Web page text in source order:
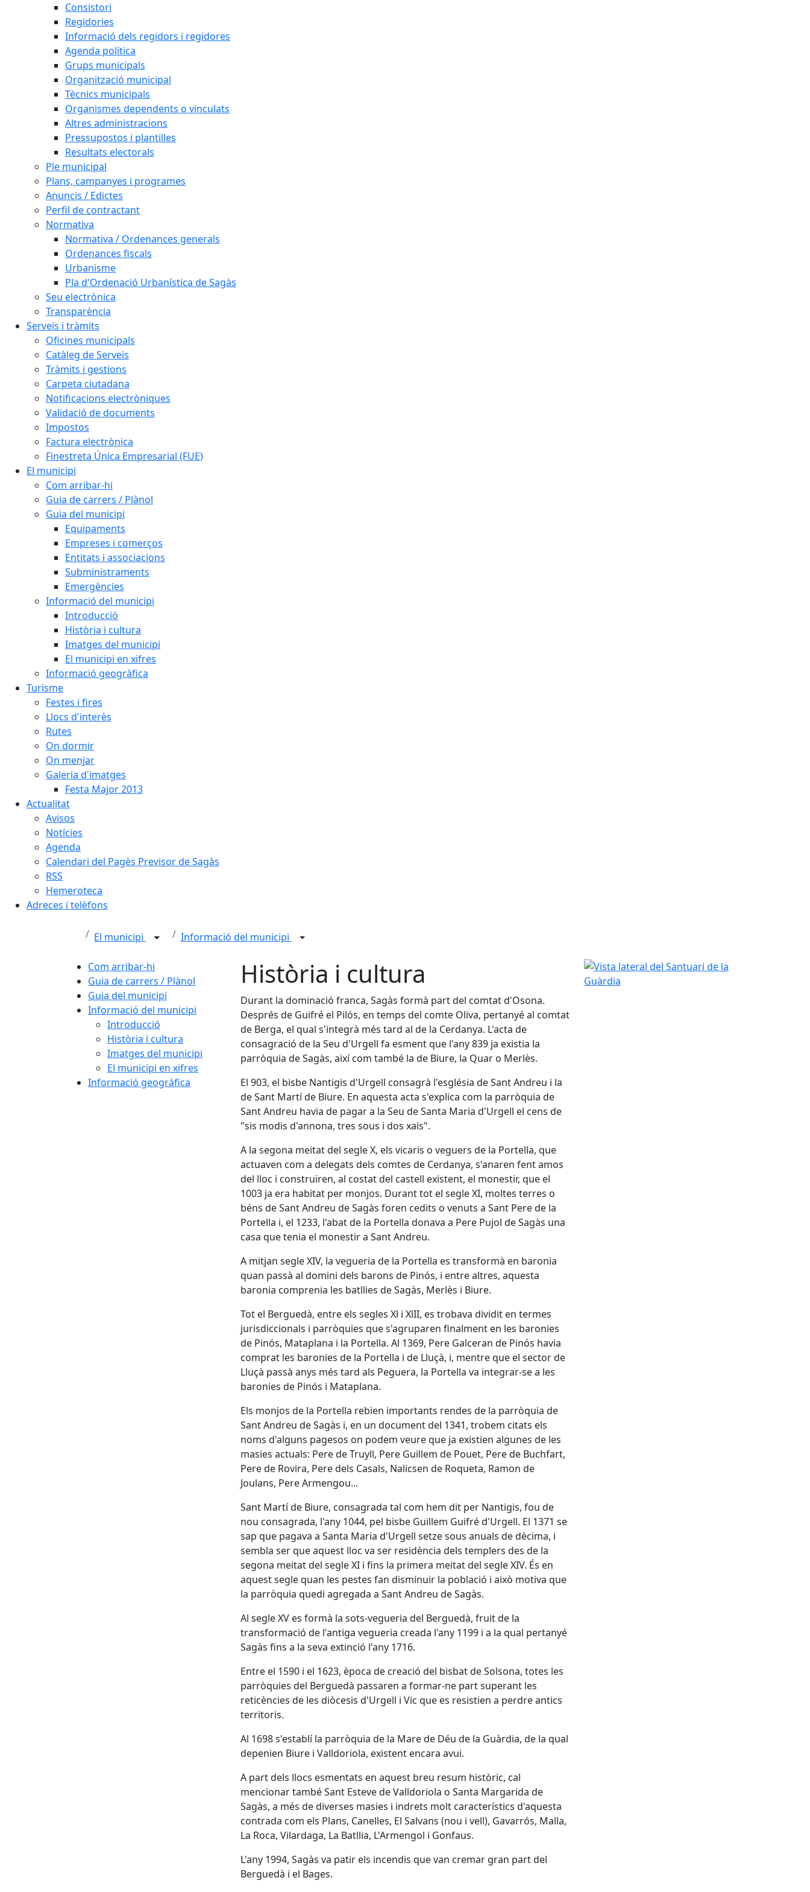
Consistori
Regidories
Informació dels regidors i regidores
Agenda política
Grups municipals
Organització municipal
Tècnics municipals
Organismes dependents o vinculats
Altres administracions
Pressupostos i plantilles
Resultats electorals
Ple municipal
Plans, campanyes i programes
Anuncis / Edictes
Perfil de contractant
Normativa
Normativa / Ordenances generals
Ordenances fiscals
Urbanisme
Pla d'Ordenació Urbanística de Sagàs
Seu electrònica
Transparència
Serveis i tràmits
Oficines municipals
Catàleg de Serveis
Tràmits i gestions
Carpeta ciutadana
Notificacions electròniques
Validació de documents
Impostos
Factura electrònica
Finestreta Única Empresarial (FUE)
El municipi
Com arribar-hi
Guia de carrers / Plànol
Guia del municipi
Equipaments
Empreses i comerços
Entitats i associacions
Subministraments
Emergències
Informació del municipi
Introducció
Història i cultura
Imatges del municipi
El municipi en xifres
Informació geogràfica
Turisme
Festes i fires
Llocs d'interès
Rutes
On dormir
On menjar
Galeria d'imatges
Festa Major 2013
Actualitat
Avisos
Notícies
Agenda
Calendari del Pagès Previsor de Sagàs
RSS
Hemeroteca
Adreces i telèfons
El municipi Informació del municipi
Com arribar-hi
Guia de carrers / Plànol
Guia del municipi
Informació del municipi
Introducció
Història i cultura
Imatges del municipi
El municipi en xifres
Informació geogràfica
Història i cultura
Durant la dominació franca, Sagàs formà part del comtat d'Osona.
Després de Guifré el Pilós, en temps del comte Oliva, pertanyé al comtat
de Berga, el qual s'integrà més tard al de la Cerdanya. L'acta de
consagració de la Seu d'Urgell fa esment que l'any 839 ja existia la
parròquia de Sagàs, així com també la de Biure, la Quar o Merlès.
El 903, el bisbe Nantigis d'Urgell consagrà l'església de Sant Andreu i la
de Sant Martí de Biure. En aquesta acta s'explica com la parròquia de
Sant Andreu havia de pagar a la Seu de Santa Maria d'Urgell el cens de
"sis modis d'annona, tres sous i dos xais".
A la segona meitat del segle X, els vicaris o veguers de la Portella, que
actuaven com a delegats dels comtes de Cerdanya, s'anaren fent amos
del lloc i construïren, al costat del castell existent, el monestir, que el
1003 ja era habitat per monjos. Durant tot el segle XI, moltes terres o
béns de Sant Andreu de Sagàs foren cedits o venuts a Sant Pere de la
Portella i, el 1233, l'abat de la Portella donava a Pere Pujol de Sagàs una
casa que tenia el monestir a Sant Andreu.
A mitjan segle XIV, la vegueria de la Portella es transformà en baronia
quan passà al domini dels barons de Pinós, i entre altres, aquesta
baronia comprenia les batllies de Sagàs, Merlès i Biure.
Tot el Berguedà, entre els segles Xl i XlII, es trobava dividit en termes
jurisdiccionals i parròquies que s'agruparen finalment en les baronies
de Pinós, Mataplana i la Portella. Al 1369, Pere Galceran de Pinós havia
comprat les baronies de la Portella i de Lluçà, i, mentre que el sector de
Lluçà passà anys més tard als Peguera, la Portella va integrar-se a les
baronies de Pinós i Mataplana.
Els monjos de la Portella rebien importants rendes de la parròquia de
Sant Andreu de Sagàs i, en un document del 1341, trobem citats els
noms d'alguns pagesos on podem veure que ja existien algunes de les
masies actuals: Pere de Truyll, Pere Guillem de Pouet, Pere de Buchfart,
Pere de Rovira, Pere dels Casals, Nalicsen de Roqueta, Ramon de
Joulans, Pere Armengou...
Sant Martí de Biure, consagrada tal com hem dit per Nantigis, fou de
nou consagrada, l'any 1044, pel bisbe Guillem Guifré d'Urgell. El 1371 se
sap que pagava a Santa Maria d'Urgell setze sous anuals de dècima, i
sembla ser que aquest lloc va ser residència dels templers des de la
segona meitat del segle XI i fins la primera meitat del segle XIV. És en
aquest segle quan les pestes fan disminuir la població i això motiva que
la parròquia quedi agregada a Sant Andreu de Sagàs.
Al segle XV es formà la sots-vegueria del Berguedà, fruit de la
transformació de l'antiga vegueria creada l'any 1199 i a la qual pertanyé
Sagàs fins a la seva extinció l'any 1716.
Entre el 1590 i el 1623, època de creació del bisbat de Solsona, totes les
parròquies del Berguedà passaren a formar-ne part superant les
reticències de les diòcesis d'Urgell i Vic que es resistien a perdre antics
territoris.
Al 1698 s'establí la parròquia de la Mare de Déu de la Guàrdia, de la qual
depenien Biure i Valldoriola, existent encara avui.
A part dels llocs esmentats en aquest breu resum històric, cal
mencionar també Sant Esteve de Valldoriola o Santa Margarida de
Sagàs, a més de diverses masies i indrets molt característics d'aquesta
contrada com els Plans, Canelles, El Salvans (nou i vell), Gavarrós, Malla,
La Roca, Vilardaga, La Batllia, L'Armengol i Gonfaus.
L'any 1994, Sagàs va patir els incendis que van cremar gran part del
Berguedà i el Bages.
Vista lateral del Santuari de la Guàrdia